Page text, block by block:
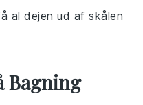
al dejen ud af skålen
Bagning